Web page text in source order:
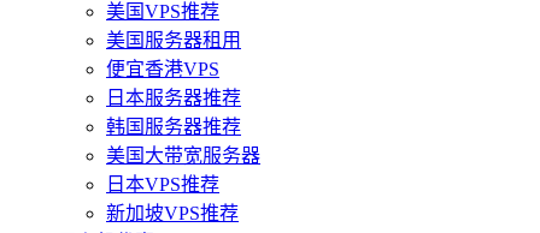
美国VPS推荐
美国服务器租用
便宜香港VPS
日本服务器推荐
韩国服务器推荐
美国大带宽服务器
日本VPS推荐
新加坡VPS推荐